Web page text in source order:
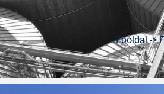
Főoldal ->